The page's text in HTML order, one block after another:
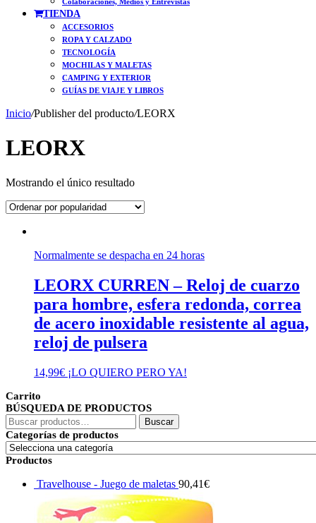
TIENDA
ACCESORIOS
ROPA Y CALZADO
TECNOLOGÍA
MOCHILAS Y MALETAS
CAMPING Y EXTERIOR
GUÍAS DE VIAJE Y LIBROS
Inicio/Publisher del producto/LEORX
LEORX
Mostrando el único resultado
Normalmente se despacha en 24 horas
LEORX CURREN – Reloj de cuarzo
para hombre, esfera redonda, correa
de acero inoxidable resistente al agua,
reloj de pulsera
14,99€ ¡LO QUIERO PERO YA!
Carrito
BÚSQUEDA DE PRODUCTOS
Buscar
por:
Buscar
Categorías de productos
Productos
Travelhouse - Juego de maletas 90,41€